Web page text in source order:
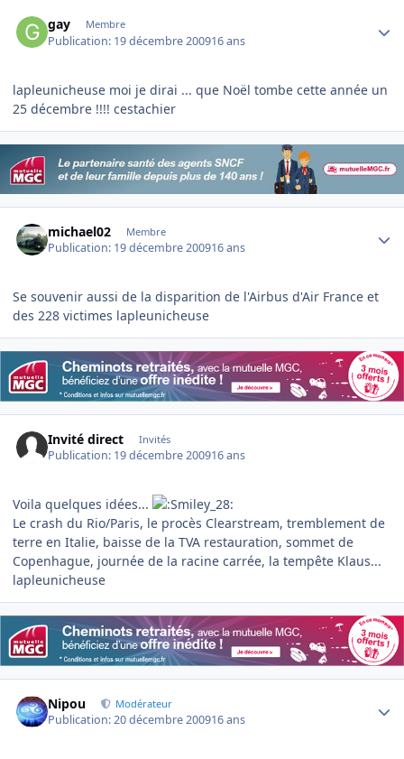
gay Membre
Publication: 19 décembre 200916 ans
lapleunicheuse moi je dirai ... que Noël tombe cette année un
25 décembre !!!! cestachier
michael02 Membre
Publication: 19 décembre 200916 ans
Se souvenir aussi de la disparition de l'Airbus d'Air France et
des 228 victimes lapleunicheuse
Invité direct Invités
Publication: 19 décembre 200916 ans
Voila quelques idées...
Le crash du Rio/Paris, le procès Clearstream, tremblement de
terre en Italie, baisse de la TVA restauration, sommet de
Copenhague, journée de la racine carrée, la tempête Klaus...
lapleunicheuse
Nipou Modérateur
Publication:20 décembre 200916 ans